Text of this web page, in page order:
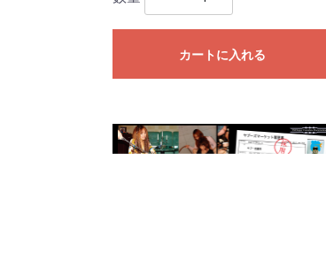
カートに入れる